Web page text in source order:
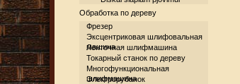
Обработка по дереву
Фрезер
Эксцентриковая шлифовальная
машина
Ленточная шлифмашина
Токарный станок по дереву
Многофункциональная
шлифмашина
Электрорубанок